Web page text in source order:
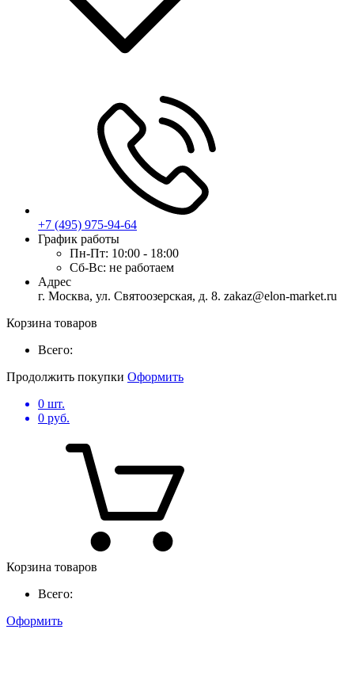
+7 (495) 975-94-64
График работы
Пн-Пт: 10:00 - 18:00
Сб-Вс: не работаем
Адрес
г. Москва, ул. Святоозерская, д. 8. zakaz@elon-market.ru
Корзина товаров
Всего:
Продолжить покупки Оформить
0 шт.
0 руб.
Корзина товаров
Всего:
Оформить